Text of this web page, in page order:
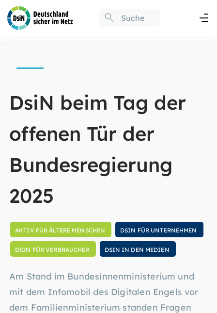
DsiN beim Tag der
offenen Tür der
Bundesregierung
2025
AKTIV FÜR ÄLTERE MENSCHEN DSIN FÜR UNTERNEHMEN
DSIN FÜR VERBRAUCHER DSIN IN DEN MEDIEN
Am Stand im Bundesinnenministerium und
mit dem Infomobil des Digitalen Engels vor
dem Familienministerium standen Fragen